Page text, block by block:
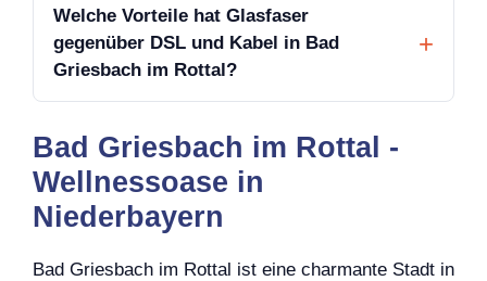
Welche Vorteile hat Glasfaser
gegenüber DSL und Kabel in Bad
Griesbach im Rottal?
Bad Griesbach im Rottal -
Wellnessoase in
Niederbayern
Bad Griesbach im Rottal ist eine charmante Stadt in